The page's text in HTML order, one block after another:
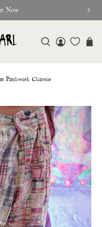
Now
Patchwork Charmie